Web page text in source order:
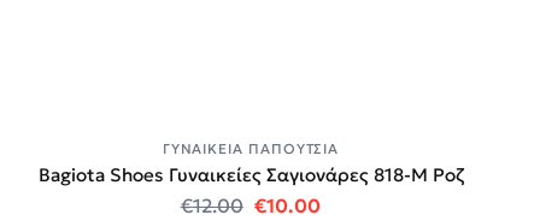
ΓΥΝΑΙΚΕΊΑ ΠΑΠΟΎΤΣΙΑ
Bagiota Shoes Γυναικείες Σαγιονάρες 818-Μ Ροζ
€12.00 Original price was: €12.00.
€10.00Η τρέχουσα τιμή